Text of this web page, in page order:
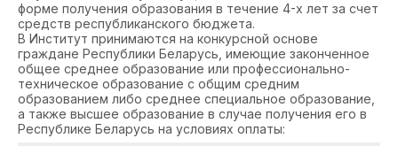
форме получения образования в течение 4-х лет за счет
средств республиканского бюджета.
В Институт принимаются на конкурсной основе
граждане Республики Беларусь, имеющие законченное
общее среднее образование или профессионально-
техническое образование с общим средним
образованием либо среднее специальное образование,
а также высшее образование в случае получения его в
Республике Беларусь на условиях оплаты: